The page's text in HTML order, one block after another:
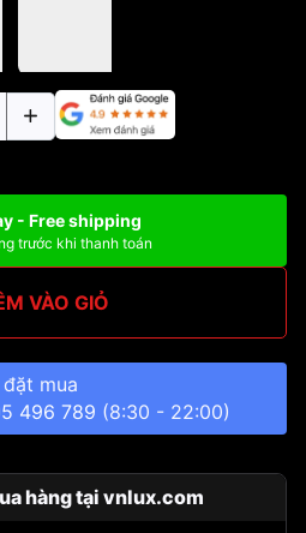
- Free shipping
trước khi thanh toán
VÀO GIỎ
mua
496 789 (8:30 - 22:00)
hàng tại vnlux.com